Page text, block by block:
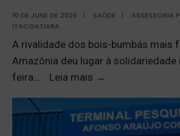
10 DE JUNE DE 2026 | SAÚDE |
ASSESSORIA
ITACOATIARA
A rivalidade dos bois-bumbás mais
Amazônia deu lugar à solidariedade
feira... Leia mais →